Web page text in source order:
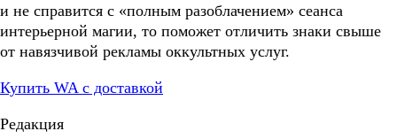
и не справится с «полным разоблачением» сеанса
интерьерной магии, то поможет отличить знаки свыше
от навязчивой рекламы оккультных услуг.
Купить WA с доставкой
Редакция